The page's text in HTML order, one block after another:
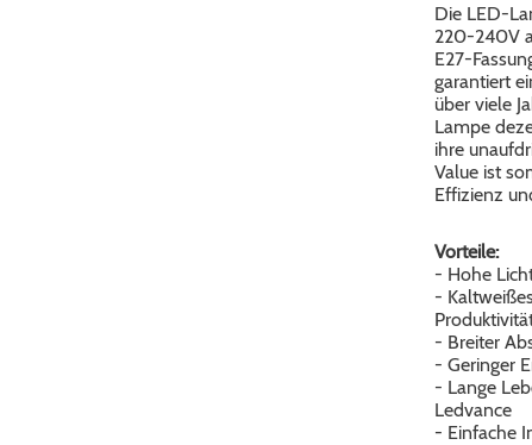
Die LED-
220-240V
E27-
garantiert
über viele
Lampe
ihre
Value ist
Effizienz
Vorteile:
- Hohe
-
- Breiter
- Geringer
- Lange
Ledvance
- Einfache